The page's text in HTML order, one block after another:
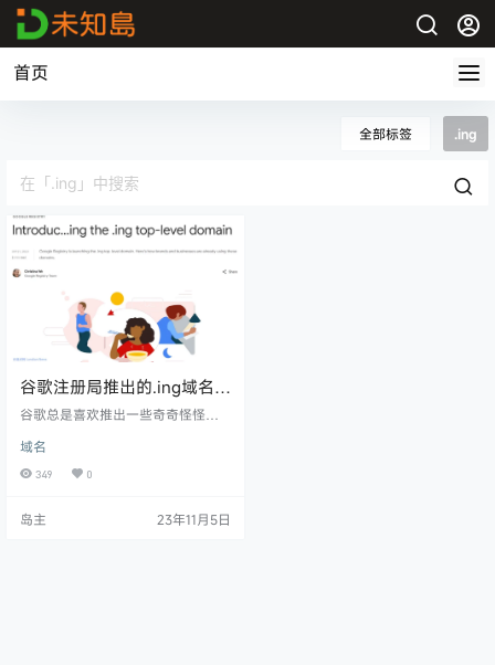
首页
全部标签 .ing
谷歌注册局推出的.ing域名正
在预注册中
谷歌总是喜欢推出一些奇奇怪怪的
了不少，现在谷歌推出了看起来稍
微正常一些的.ing 域名。 目前.ing
正式上线后即可使用。 预注册阶
域名
349 0
岛主 23年11月5日